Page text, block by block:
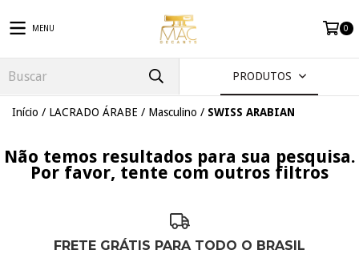
MENU 0
PRODUTOS
Início / LACRADO ÁRABE / Masculino / SWISS ARABIAN
Não temos resultados para sua pesquisa.
Por favor, tente com outros filtros
FRETE GRÁTIS PARA TODO O BRASIL